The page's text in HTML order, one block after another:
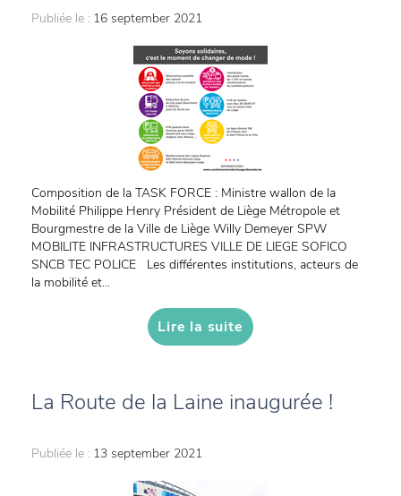
Publiée le : 16 september 2021
Composition de la TASK FORCE : Ministre wallon de la
Mobilité Philippe Henry Président de Liège Métropole et
Bourgmestre de la Ville de Liège Willy Demeyer SPW
MOBILITE INFRASTRUCTURES VILLE DE LIEGE SOFICO
SNCB TEC POLICE Les différentes institutions, acteurs de
la mobilité et...
Lire la suite
La Route de la Laine inaugurée !
Publiée le : 13 september 2021